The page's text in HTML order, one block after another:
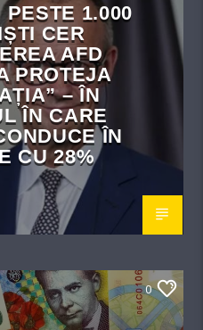
1.000
CER
AFD
PROTEJA
– ÎN
ÎN CARE
ÎN
CU 28%
0